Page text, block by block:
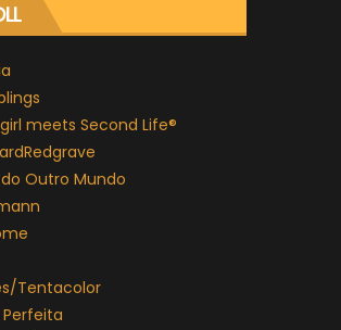
meets Second Life®
Outro Mundo
Tentacolor